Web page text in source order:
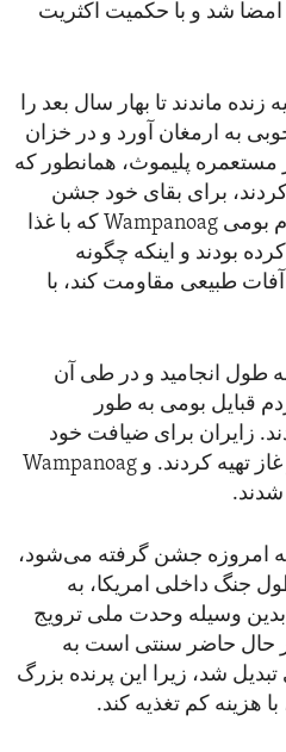
امضا شد و با حکمیت اکثریت
زنده ماندند تا بهار سال بعد را
به ارمغان آورد و در خزان
از مستعمره پلیموث، همانطور که
برای بقای خود جشن
گرفتند. حدود ۹۰ نفر از مردم بومی Wampanoag که با غذا
بودند و اینکه چگونه
آفات طبیعی مقاومت کند، با
طول انجامید و در طی آن
قبایل بومی به طور
زایران برای ضیافت خود
سبزیجات بومی، مرغ آبی و غاز تهیه کردند. و Wampanoag
شدند.
جشن گرفته می‌شود،
دارد. در طول جنگ داخلی امریکا، به
وسیله وحدت ملی ترویج
حال حاضر سنتی است به
شد، زیرا این پرنده بزرگ
هزینه کم تغذیه کند.